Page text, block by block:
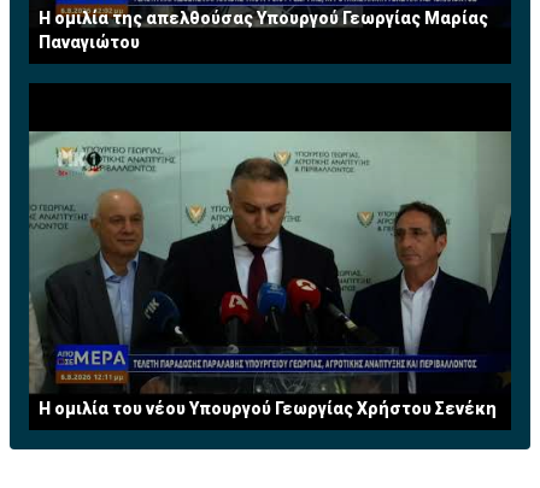
Η ομιλία της απελθούσας Υπουργού Γεωργίας Μαρίας
Παναγιώτου
Η ομιλία του νέου Υπουργού Γεωργίας Χρήστου Σενέκη